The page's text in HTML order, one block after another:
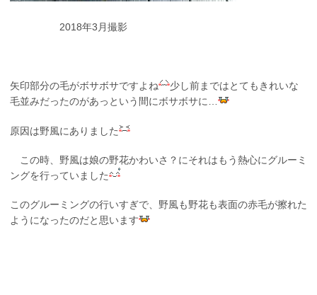
2018年3月撮影
矢印部分の毛がボサボサですよね
少し前まではとてもきれいな
毛並みだったのがあっという間にボサボサに…
原因は野風にありました
この時、野風は娘の野花かわいさ？にそれはもう熱心にグルーミ
ングを行っていました
このグルーミングの行いすぎで、野風も野花も表面の赤毛が擦れた
ようになったのだと思います